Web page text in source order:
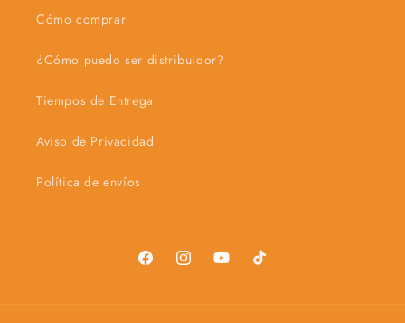
Cómo comprar
¿Cómo puedo ser distribuidor?
Tiempos de Entrega
Aviso de Privacidad
Política de envíos
FacebookInstagramYouTubeTikTok